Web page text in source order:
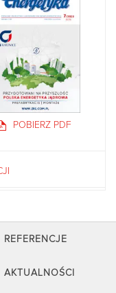
POBIERZ PDF
REFERENCJE
AKTUALNOŚCI